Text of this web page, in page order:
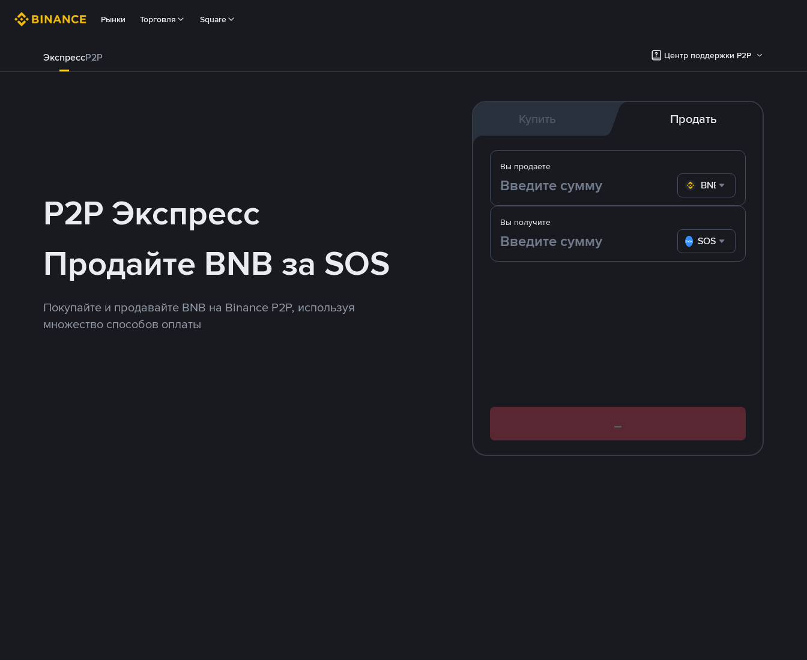
Рынки Торговля Square
ЭкспрессP2P Центр поддержки P2P
P2P Экспресс
Продайте BNB за SOS
Покупайте и продавайте BNB на Binance P2P, используя
множество способов оплаты
Купить Продать
Вы получите
SOS
Вы продаете
BNB